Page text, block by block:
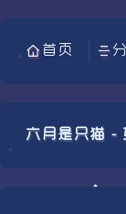
首页
六月是只猫 -